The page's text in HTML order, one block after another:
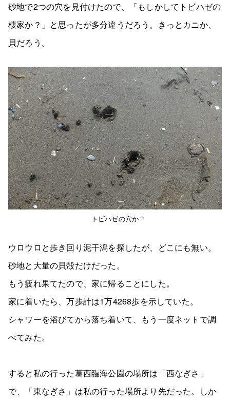
砂地で2つの穴を見付けたので、「もしかしてトビハゼの
棲家か？」と思ったが多分違うだろう。きっとカニか、
貝だろう。
トビハゼの穴か？
ウロウロと歩き回り泥干潟を探したが、どこにも無い。
砂地と大量の貝殻だけだった。
もう疲れ果てたので、家に帰ることにした。
家に着いたら、万歩計は1万4268歩を示していた。
シャワーを浴びてから落ち着いて、もう一度ネットで調
べてみた。
すると私の行った葛西臨海公園の場所は「西なぎさ」
で、「東なぎさ」は私の行った場所より先だった。しか